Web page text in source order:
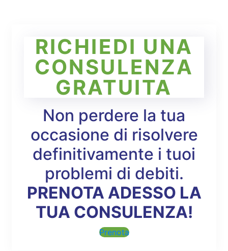
RICHIEDI UNA
CONSULENZA
GRATUITA
Non perdere la tua
occasione di risolvere
definitivamente i tuoi
problemi di debiti.
PRENOTA ADESSO LA
TUA CONSULENZA!
Prenota